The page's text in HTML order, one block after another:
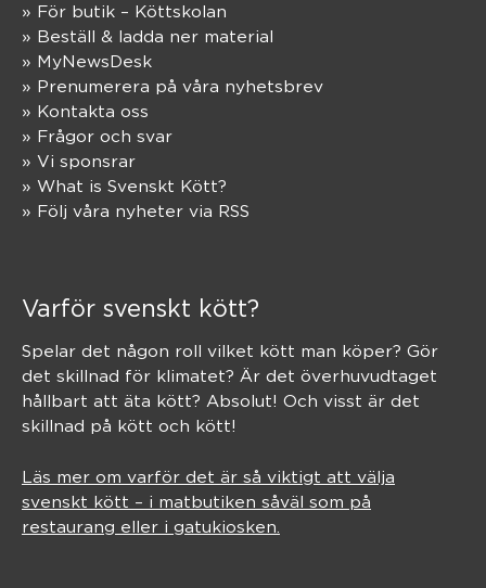
» För butik – Köttskolan
» Beställ & ladda ner material
» MyNewsDesk
» Prenumerera på våra nyhetsbrev
» Kontakta oss
» Frågor och svar
» Vi sponsrar
» What is Svenskt Kött?
» Följ våra nyheter via RSS
Varför svenskt kött?
Spelar det någon roll vilket kött man köper? Gör
det skillnad för klimatet? Är det överhuvudtaget
hållbart att äta kött? Absolut! Och visst är det
skillnad på kött och kött!
Läs mer om varför det är så viktigt att välja
svenskt kött – i matbutiken såväl som på
restaurang eller i gatukiosken.